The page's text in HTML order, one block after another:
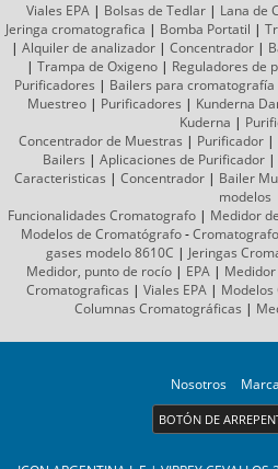
Viales EPA| Bolsas de Tedlar| Lana de
Jeringa cromatografica | Bomba Portatil |
| Alquiler de analizador| Concentrador|
| Trampa de Oxigeno | Reguladores de
Purificadores | Bailers para cromatografía
Muestreo| Purificadores | Kunderna
Kuderna |
Concentrador de Muestras | Purificador|
Bailers | Aplicaciones de Purificador |
Caracteristicas | Concentrador | Bailer
modelos
Funcionalidades Cromatografo | Medidor
Modelos de Cromatógrafo-
gases modelo 8610C | Jeringas
Medidor, punto de rocío| EPA|
Cromatograficas | Viales EPA |
Columnas Cromatográficas |
Nosotros
BOTÓN DE